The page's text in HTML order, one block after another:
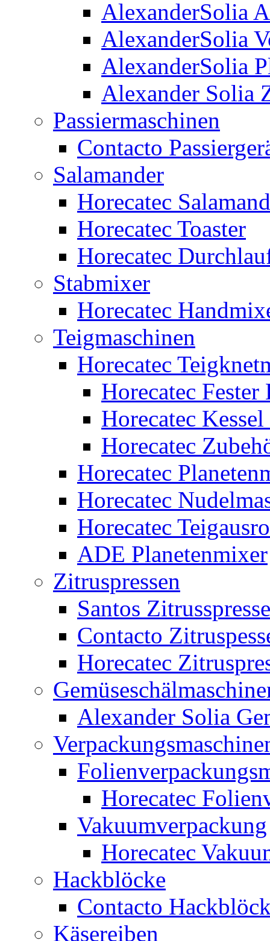
AlexanderSolia
AlexanderSolia
AlexanderSolia
Alexander Solia
Passiermaschinen
Contacto
Salamander
Horecatec
Horecatec Toaster
Horecatec
Stabmixer
Horecatec
Teigmaschinen
Horecatec
Horecatec Fester
Horecatec
Horecatec
Horecatec
Horecatec
Horecatec
ADE Planetenmixer
Zitruspressen
Santos
Contacto
Horecatec
Alexander Solia
Horecatec
Vakuumverpackung
Horecatec
Hackblöcke
Contacto
Käsereiben